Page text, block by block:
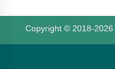
Copyright © 2018-2026